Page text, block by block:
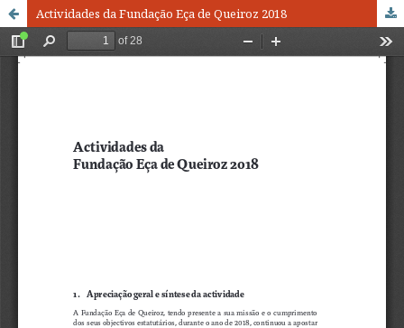
Actividades da Fundação Eça de Queiroz 2018